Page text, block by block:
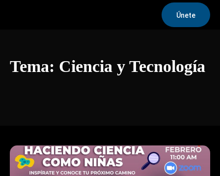
Únete
Tema: Ciencia y Tecnología